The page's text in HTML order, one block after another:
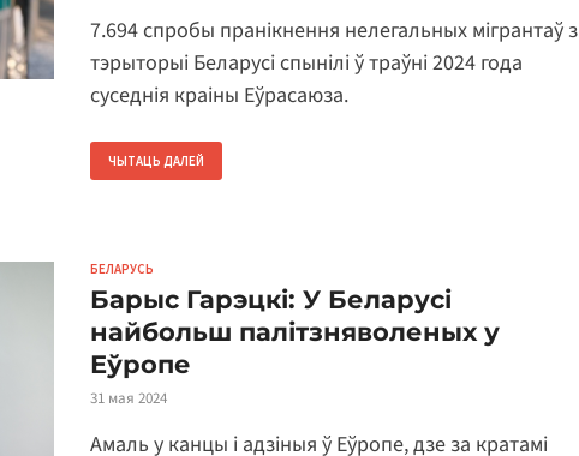
7.694 спробы пранікнення нелегальных мігрантаў з
тэрыторыі Беларусі спынілі ў траўні 2024 года
суседнія краіны Еўрасаюза.
ЧЫТАЦЬ ДАЛЕЙ
БЕЛАРУСЬ
Барыс Гарэцкі: У Беларусі
найбольш палітзняволеных у
Еўропе
31 мая 2024
Амаль у канцы і адзіныя ў Еўропе, дзе за кратамі